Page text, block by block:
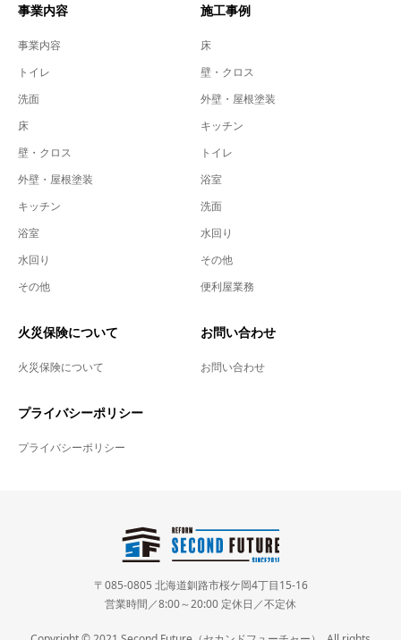
事業内容
事業内容
トイレ
洗面
床
壁・クロス
外壁・屋根塗装
キッチン
浴室
水回り
その他
施工事例
床
壁・クロス
外壁・屋根塗装
キッチン
トイレ
浴室
洗面
水回り
その他
便利屋業務
火災保険について
火災保険について
お問い合わせ
お問い合わせ
プライバシーポリシー
プライバシーポリシー
〒085-0805 北海道釧路市桜ケ岡4丁目15-16
営業時間／8:00～20:00 定休日／不定休